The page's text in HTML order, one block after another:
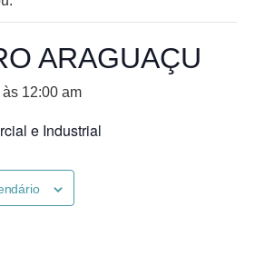
ARAGUAÇU
12:00 am
e Industrial